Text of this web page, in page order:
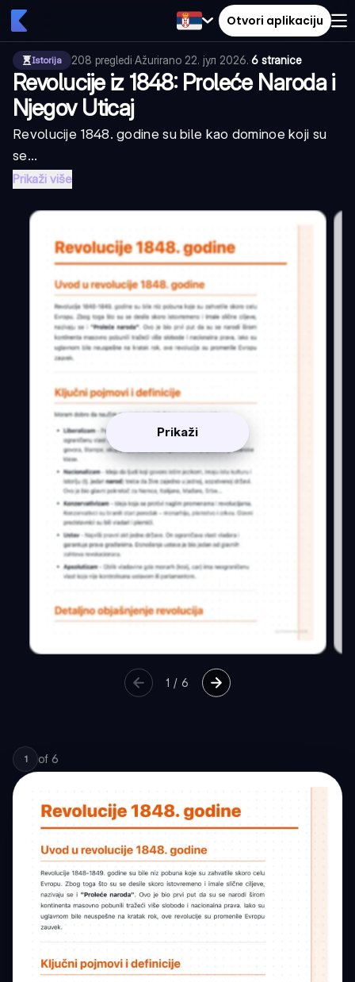
Otvori aplikaciju
Istorija 208 pregledi·Ažurirano 22. јул 2026.·6 stranice
Revolucije iz 1848: Proleće Naroda i
Njegov Uticaj
Revolucije 1848. godine su bile kao dominoe koji su
se...
Prikaži više
Prikaži
1 /6
1 of 6